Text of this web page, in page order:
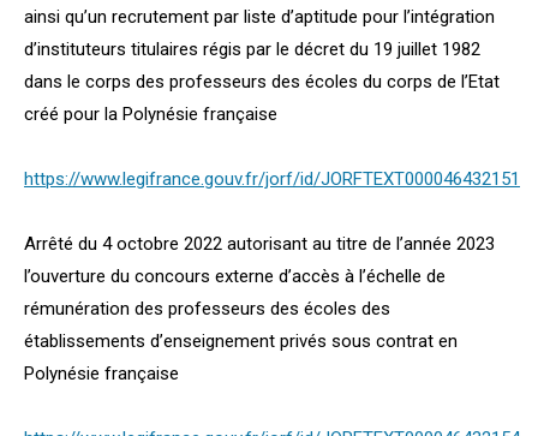
ainsi qu’un recrutement par liste d’aptitude pour l’intégration
d’instituteurs titulaires régis par le décret du 19 juillet 1982
dans le corps des professeurs des écoles du corps de l’Etat
créé pour la Polynésie française
https://www.legifrance.gouv.fr/jorf/id/JORFTEXT000046432151
Arrêté du 4 octobre 2022 autorisant au titre de l’année 2023
l’ouverture du concours externe d’accès à l’échelle de
rémunération des professeurs des écoles des
établissements d’enseignement privés sous contrat en
Polynésie française